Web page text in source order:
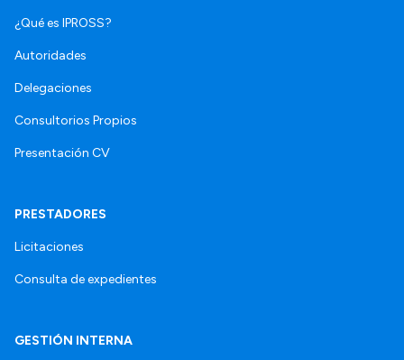
¿Qué es IPROSS?
Autoridades
Delegaciones
Consultorios Propios
Presentación CV
PRESTADORES
Licitaciones
Consulta de expedientes
GESTIÓN INTERNA